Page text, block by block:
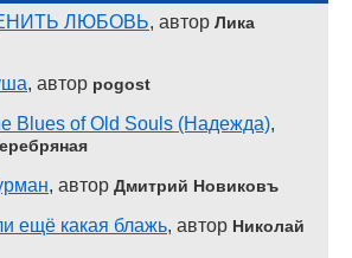
ЛЮБОВЬ, автор Лика
, автор pogost
Blues of Old Souls (Надежда),
, автор Дмитрий Новиковъ
ещё какая блажь, автор Николай